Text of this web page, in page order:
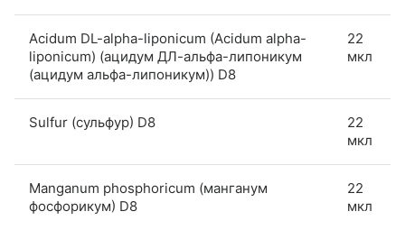
Acidum DL-alpha-liponicum (Acidum alpha-
liponicum) (ацидум ДЛ-альфа-липоникум
(ацидум альфа-липоникум)) D8
22
мкл
Sulfur (сульфур) D8
22
мкл
Manganum phosphoricum (манганум
фосфорикум) D8
22
мкл